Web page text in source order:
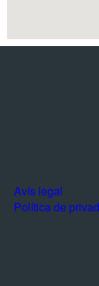
Avís legal
Política de